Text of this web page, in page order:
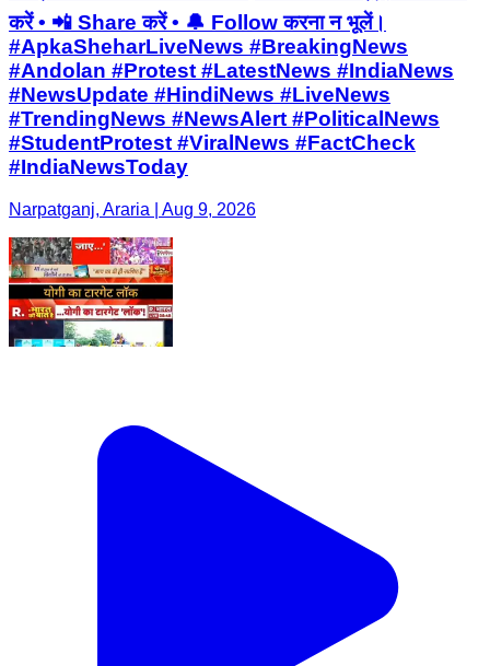
करें • 📲 Share करें • 🔔 Follow करना न भूलें।
#ApkaSheharLiveNews #BreakingNews
#Andolan #Protest #LatestNews #IndiaNews
#NewsUpdate #HindiNews #LiveNews
#TrendingNews #NewsAlert #PoliticalNews
#StudentProtest #ViralNews #FactCheck
#IndiaNewsToday
Narpatganj, Araria | Aug 9, 2026